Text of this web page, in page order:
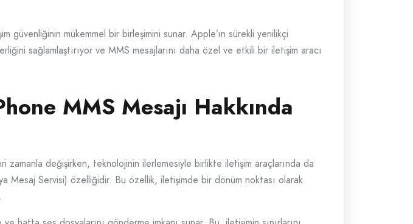
güvenliğinin mükemmel bir birleşimini sunar. Apple’ın sürekli yenilikçi
sağlamlaştırıyor ve MMS mesajlarını daha özel ve etkili bir iletişim aracı
MMS Mesajı Hakkında
zamanla değişirken, teknolojinin ilerlemesiyle birlikte iletişim araçlarında da
Mesaj Servisi) özelliğidir. Bu özellik, iletişimde bir dönüm noktası olarak